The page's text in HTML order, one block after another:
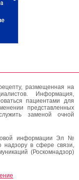
размещенная на
Информация,
пациентами для
представленных
заменой очной
информации Эл №
в сфере связи,
(Роскомнадзор)